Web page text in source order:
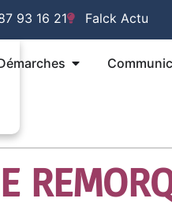
93 16 21 Falck Actu
Ouvrir Mes